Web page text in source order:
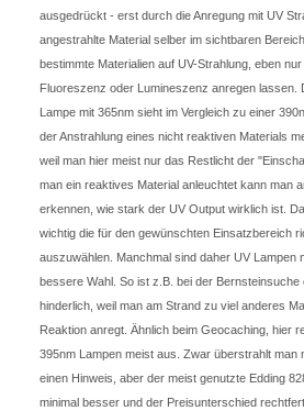
ausgedrückt - erst durch die Anregung mit UV
angestrahlte Material selber im sichtbaren
bestimmte Materialien auf UV-Strahlung, eben
Fluoreszenz oder Lumineszenz anregen lassen.
Lampe mit 365nm sieht im Vergleich zu einer
der Anstrahlung eines nicht reaktiven Materials
weil man hier meist nur das Restlicht der
man ein reaktives Material anleuchtet kann man
erkennen, wie stark der UV Output wirklich ist.
wichtig die für den gewünschten Einsatzbereich
auszuwählen. Manchmal sind daher UV Lampen
bessere Wahl. So ist z.B. bei der
hinderlich, weil man am Strand zu viel anderes
Reaktion anregt. Ähnlich beim Geocaching, hier
395nm Lampen meist aus. Zwar überstrahlt man
einen Hinweis, aber der meist genutzte Edding
minimal besser und der Preisunterschied